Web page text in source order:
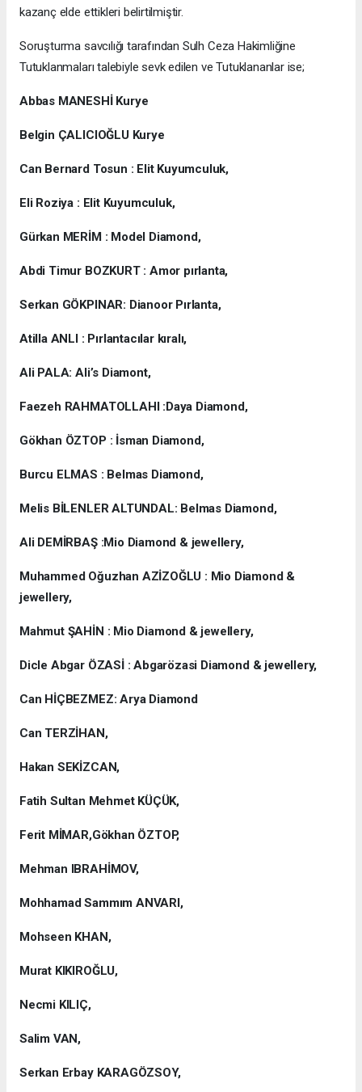
kazanç elde ettikleri belirtilmiştir.
Soruşturma savcılığı tarafından Sulh Ceza Hakimliğine
Tutuklanmaları talebiyle sevk edilen ve Tutuklananlar ise;
Abbas MANESHİ Kurye
Belgin ÇALICIOĞLU Kurye
Can Bernard Tosun : Elit Kuyumculuk,
Eli Roziya : Elit Kuyumculuk,
Gürkan MERİM : Model Diamond,
Abdi Timur BOZKURT : Amor pırlanta,
Serkan GÖKPINAR: Dianoor Pırlanta,
Atilla ANLI : Pırlantacılar kıralı,
Ali PALA: Ali’s Diamont,
Faezeh RAHMATOLLAHI :Daya Diamond,
Gökhan ÖZTOP : İsman Diamond,
Burcu ELMAS : Belmas Diamond,
Melis BİLENLER ALTUNDAL: Belmas Diamond,
Ali DEMİRBAŞ :Mio Diamond & jewellery,
Muhammed Oğuzhan AZİZOĞLU : Mio Diamond &
jewellery,
Mahmut ŞAHİN : Mio Diamond & jewellery,
Dicle Abgar ÖZASİ : Abgarözasi Diamond & jewellery,
Can HİÇBEZMEZ: Arya Diamond
Can TERZİHAN,
Hakan SEKİZCAN,
Fatih Sultan Mehmet KÜÇÜK,
Ferit MİMAR,Gökhan ÖZTOP,
Mehman IBRAHİMOV,
Mohhamad Sammım ANVARI,
Mohseen KHAN,
Murat KIKIROĞLU,
Necmi KILIÇ,
Salim VAN,
Serkan Erbay KARAGÖZSOY,